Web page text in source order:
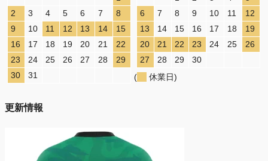
2
3 4 5 6 7
8
9
10 11 12 13 14
15
16
17 18 19 20 21
22
23
24 25 26 27 28
29
30
31
6
7 8 9 10 11
12
13
14 15 16 17 18
19
20
21 22 23 24 25
26
27
28 29
30
(
休業日)
更新情報